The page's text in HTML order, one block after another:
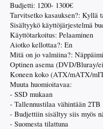
Budjetti: 1200- 1300€
Tarvitsetko kasauksen?: Kyllä
Sisältyykö käyttöjärjestelmä
Käyttötarkoitus: Pelaaminen
Aiotko kellottaa?: En
Mitä on jo valmiina?:
Optinen asema (DVD/Bluray/
Koneen koko (ATX/mATX/
Muuta huomioitavaa:
- SSD mukaan
- Tallennustilaa vähintään 2TB
- Budjettiin sisältyy siis myös
- Suomesta tilattuna